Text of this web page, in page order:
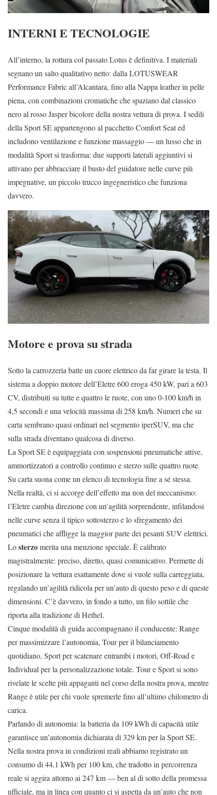
INTERNI E TECNOLOGIE
All’interno, la rottura col passato Lotus è definitiva. I materiali
segnano un salto qualitativo netto: dalla LOTUSWEAR
Performance Fabric all’Alcantara, fino alla Nappa leather in pelle
piena, con combinazioni cromatiche che spaziano dal classico
nero al rosso Jasper bicolore della nostra vettura di prova. I sedili
della Sport SE appartengono al pacchetto Comfort Seat ed
includono ventilazione e funzione massaggio — un lusso che in
modalità Sport si trasforma: due supporti laterali aggiuntivi si
attivano per abbracciare il busto del guidatore nelle curve più
impegnative, un piccolo trucco ingegneristico che funziona
davvero.
Motore e prova su strada
Sotto la carrozzeria batte un cuore elettrico da far girare la testa. Il
sistema a doppio motore dell’Eletre 600 eroga 450 kW, pari a 603
CV, distribuiti su tutte e quattro le ruote, con uno 0-100 km/h in
4,5 secondi e una velocità massima di 258 km/h. Numeri che su
carta sembrano quasi ordinari nel segmento iperSUV, ma che
sulla strada diventano qualcosa di diverso.
La Sport SE è equipaggiata con sospensioni pneumatiche attive,
ammortizzatori a controllo continuo e sterzo sulle quattro ruote.
Su carta suona come un elenco di tecnologia fine a sé stessa.
Nella realtà, ci si accorge dell’effetto ma non del meccanismo:
l’Eletre cambia direzione con un’agilità sorprendente, infilandosi
nelle curve senza il tipico sottosterzo e lo sfregamento dei
pneumatici che affligge la maggior parte dei pesanti SUV elettrici.
Losterzomerita una menzione speciale. È calibrato
magistralmente: preciso, diretto, quasi comunicativo. Permette di
posizionare la vettura esattamente dove si vuole sulla carreggiata,
regalando un’agilità ridicola per un’auto di questo peso e di queste
dimensioni. C’è davvero, in fondo a tutto, un filo sottile che
riporta alla tradizione di Hethel.
Cinque modalità di guida accompagnano il conducente: Range
per massimizzare l’autonomia, Tour per il bilanciamento
quotidiano, Sport per scatenare entrambi i motori, Off-Road e
Individual per la personalizzazione totale. Tour e Sport si sono
rivelate le scelte più appaganti nel corso della nostra prova, mentre
Range è utile per chi vuole spremerle fino all’ultimo chilometro di
carica.
Parlando di autonomia: la batteria da 109 kWh di capacità utile
garantisce un’autonomia dichiarata di 329 km per la Sport SE.
Nella nostra prova in condizioni reali abbiamo registrato un
consumo di 44,1 kWh per 100 km, che tradotto in percorrenza
reale si aggira attorno ai 247 km — ben al di sotto della promessa
ufficiale, ma in linea con quanto ci si aspetta da un’auto che non